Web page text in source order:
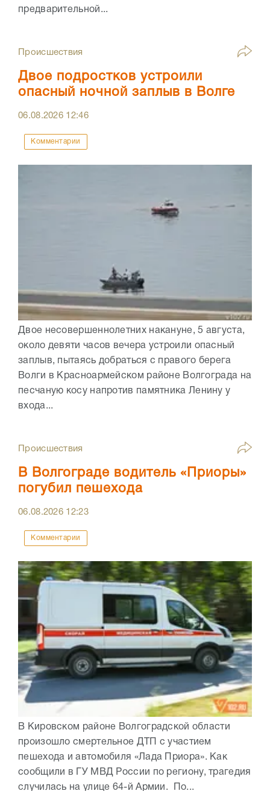
предварительной...
Происшествия
Двое подростков устроили
опасный ночной заплыв в Волге
06.08.2026 12:46
Комментарии
Двое несовершеннолетних накануне, 5 августа,
около девяти часов вечера устроили опасный
заплыв, пытаясь добраться с правого берега
Волги в Красноармейском районе Волгограда на
песчаную косу напротив памятника Ленину у
входа...
Происшествия
В Волгограде водитель «Приоры»
погубил пешехода
06.08.2026 12:23
Комментарии
В Кировском районе Волгоградской области
произошло смертельное ДТП с участием
пешехода и автомобиля «Лада Приора». Как
сообщили в ГУ МВД России по региону, трагедия
случилась на улице 64-й Армии. По...